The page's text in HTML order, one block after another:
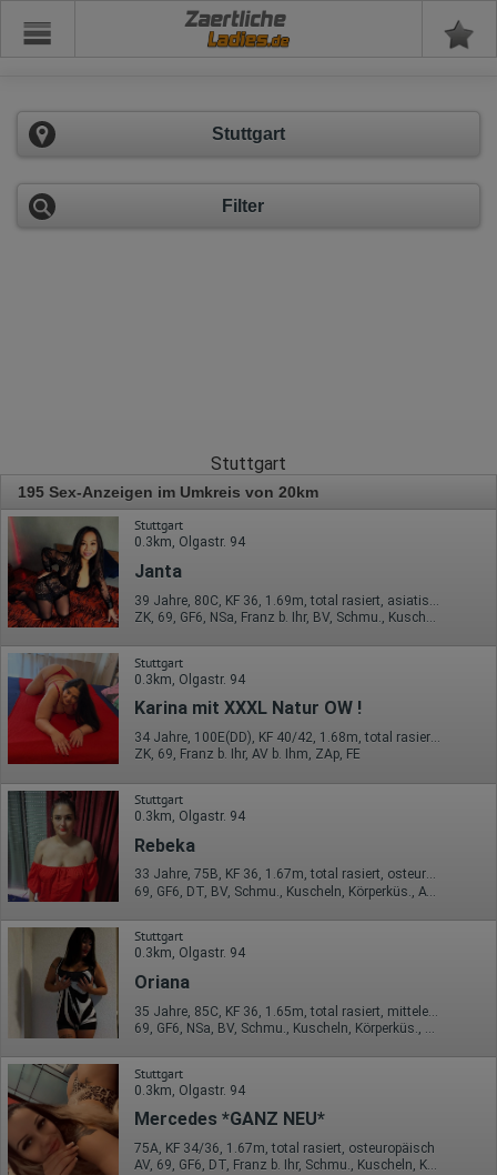
Zaertliche
Stuttgart
Filter
Stuttgart
195 Sex-Anzeigen im Umkreis von 20km
Stuttgart
0.3km, Olgastr. 94
Janta
39 Jahre, 80C, KF 36, 1.69m, total rasiert, asiatisch
ZK, 69, GF6, NSa, Franz b. Ihr, BV, Schmu., Kuscheln
Stuttgart
0.3km, Olgastr. 94
Karina mit XXXL Natur OW !
34 Jahre, 100E(DD), KF 40/42, 1.68m, total rasiert, osteuropäisch
ZK, 69, Franz b. Ihr, AV b. Ihm, ZAp, FE
Stuttgart
0.3km, Olgastr. 94
Rebeka
33 Jahre, 75B, KF 36, 1.67m, total rasiert, osteuropäisch
Stuttgart
0.3km, Olgastr. 94
Oriana
69, GF6, NSa, BV, Schmu., Kuscheln, Körperküs., DSa
Stuttgart
0.3km, Olgastr. 94
Mercedes *GANZ NEU*
75A, KF 34/36, 1.67m, total rasiert, osteuropäisch
AV, 69, GF6, DT, Franz b. Ihr, Schmu., Kuscheln, Körperküs.